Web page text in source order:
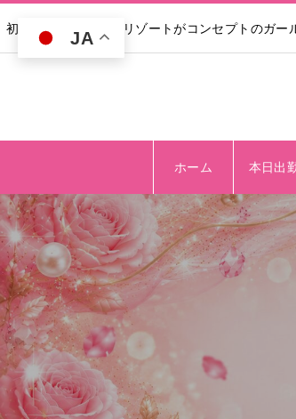
初回30分無料｜高級リゾートがコンセプトのガ
ホーム 本日出
JA